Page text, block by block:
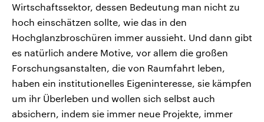
Wirtschaftssektor, dessen Bedeutung man nicht zu
hoch einschätzen sollte, wie das in den
Hochglanzbroschüren immer aussieht. Und dann gibt
es natürlich andere Motive, vor allem die großen
Forschungsanstalten, die von Raumfahrt leben,
haben ein institutionelles Eigeninteresse, sie kämpfen
um ihr Überleben und wollen sich selbst auch
absichern, indem sie immer neue Projekte, immer